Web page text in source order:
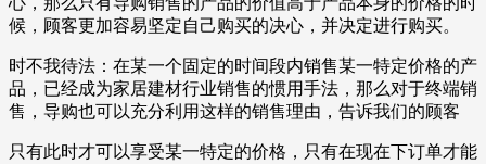
候，顾客更加容易坚定自己购买的决心，并决定进行购买。
时不我待法：在某一个固定的时间段内销售某一特定价格的产
品，已经成为家居建材行业销售的惯用手法，那么对于终端销
售，导购也可以充分利用这样的销售理由，告诉我们的顾客
只有此时才可以享受某一特定的价格，只有在现在下订单才能